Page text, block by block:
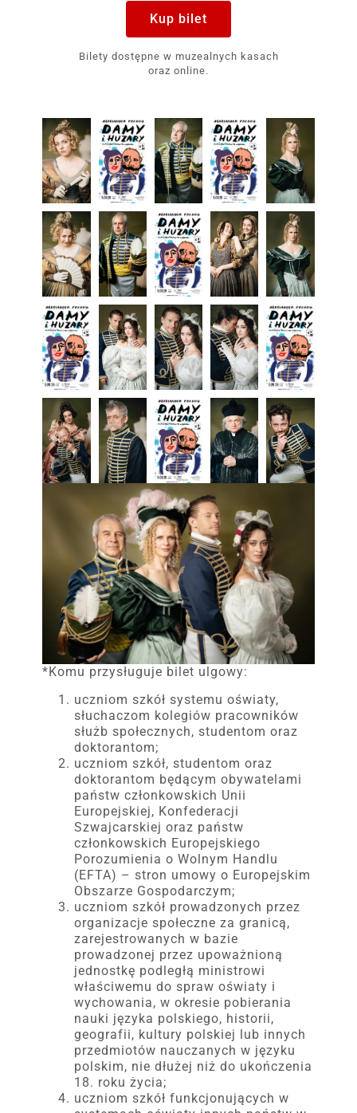
Kup bilet
Bilety dostępne w muzealnych kasach
oraz online.
*Komu przysługuje bilet ulgowy:
uczniom szkół systemu oświaty,
słuchaczom kolegiów pracowników
służb społecznych, studentom oraz
doktorantom;
uczniom szkół, studentom oraz
doktorantom będącym obywatelami
państw członkowskich Unii
Europejskiej, Konfederacji
Szwajcarskiej oraz państw
członkowskich Europejskiego
Porozumienia o Wolnym Handlu
(EFTA) – stron umowy o Europejskim
Obszarze Gospodarczym;
uczniom szkół prowadzonych przez
organizacje społeczne za granicą,
zarejestrowanych w bazie
prowadzonej przez upoważnioną
jednostkę podległą ministrowi
właściwemu do spraw oświaty i
wychowania, w okresie pobierania
nauki języka polskiego, historii,
geografii, kultury polskiej lub innych
przedmiotów nauczanych w języku
polskim, nie dłużej niż do ukończenia
18. roku życia;
uczniom szkół funkcjonujących w